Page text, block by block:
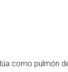
como pulmón